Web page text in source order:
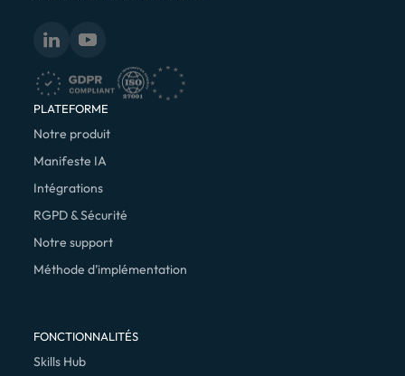
PLATEFORME
Notre produit
Manifeste IA
Intégrations
RGPD & Sécurité
Notre support
Méthode d’implémentation
FONCTIONNALITÉS
Skills Hub